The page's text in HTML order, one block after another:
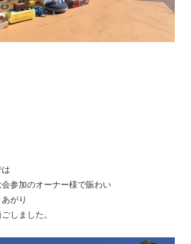
参加のオーナー様で賑わい
がり
しました。